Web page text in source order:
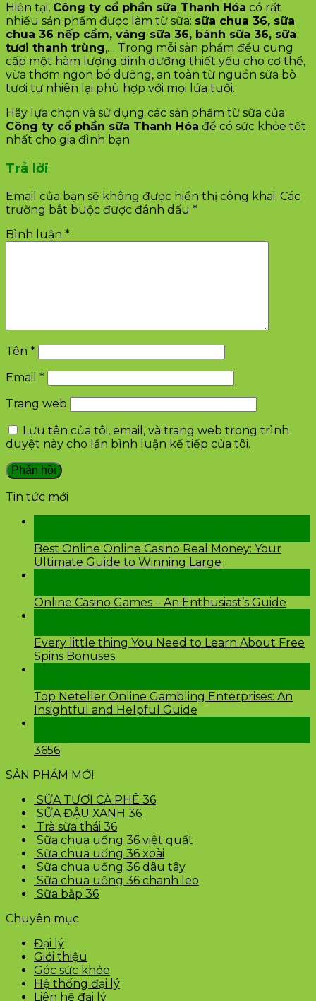
Hiện tại, Công ty cổ phần sữa Thanh Hóa có rất
nhiều sản phẩm được làm từ sữa: sữa chua 36, sữa
chua 36 nếp cẩm, váng sữa 36, bánh sữa 36, sữa
tươi thanh trùng,… Trong mỗi sản phẩm đều cung
cấp một hàm lượng dinh dưỡng thiết yếu cho cơ thể,
vừa thơm ngon bổ dưỡng, an toàn từ nguồn sữa bò
tươi tự nhiên lại phù hợp với mọi lứa tuổi.
Hãy lựa chọn và sử dụng các sản phẩm từ sữa của
Công ty cổ phần sữa Thanh Hóa để có sức khỏe tốt
nhất cho gia đình bạn
Trả lời
Email của bạn sẽ không được hiển thị công khai. Các
trường bắt buộc được đánh dấu *
Bình luận *
Tên *
Email *
Trang web
Lưu tên của tôi, email, và trang web trong trình
duyệt này cho lần bình luận kế tiếp của tôi.
Tin tức mới
Best Online Online Casino Real Money: Your
Ultimate Guide to Winning Large
Online Casino Games – An Enthusiast’s Guide
Every little thing You Need to Learn About Free
Spins Bonuses
Top Neteller Online Gambling Enterprises: An
Insightful and Helpful Guide
3656
SẢN PHẨM MỚI
SỮA TƯƠI CÀ PHÊ 36
SỮA ĐẬU XANH 36
Trà sữa thái 36
Sữa chua uống 36 việt quất
Sữa chua uống 36 xoài
Sữa chua uống 36 dâu tây
Sữa chua uống 36 chanh leo
Sữa bắp 36
Chuyên mục
Đại lý
Giới thiệu
Góc sức khỏe
Hệ thống đại lý
Liên hệ đại lý